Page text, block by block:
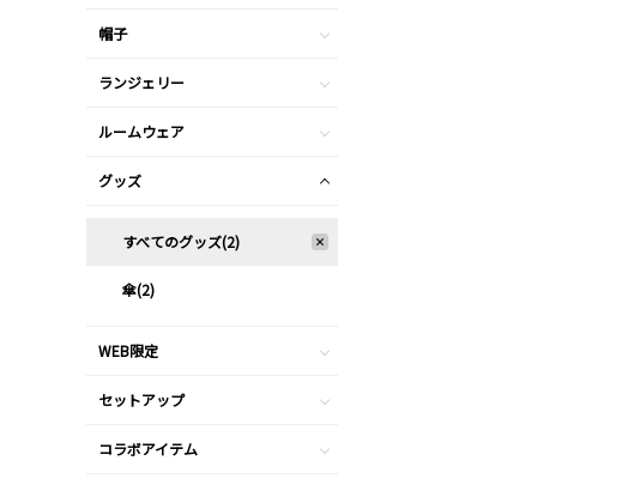
帽子
ランジェリー
ルームウェア
グッズ
すべてのグッズ(2)
傘(2)
WEB限定
セットアップ
コラボアイテム